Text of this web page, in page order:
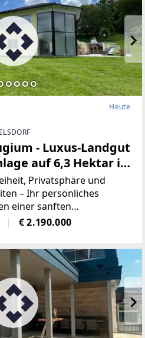
Heute
- Luxus-Landgut
auf 6,3 Hektar in
Privatsphäre und
– Ihr persönliches
einer sanften
vom Trubel des Alltags
technologischem
€ 2.190.000